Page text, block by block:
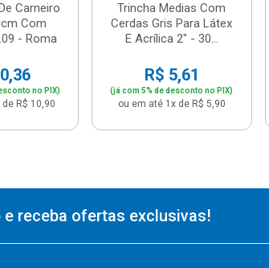
Carneiro
Com
- Roma
no PIX)
R$ 10,90
Trincha Medias Com
Cerdas Gris Para Látex
E Acrílica 2" - 30...
R$ 5,61
(já com 5% de desconto no PIX)
ou em até 1x de R$ 5,90
e receba ofertas exclusivas!